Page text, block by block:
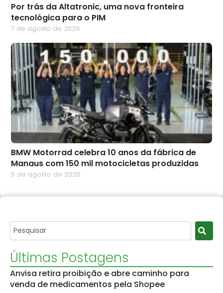
Por trás da Altatronic, uma nova fronteira
tecnológica para o PIM
7 de agosto de 2026
BMW Motorrad celebra 10 anos da fábrica de
Manaus com 150 mil motocicletas produzidas
5 de agosto de 2026
Últimas Postagens
Anvisa retira proibição e abre caminho para
venda de medicamentos pela Shopee